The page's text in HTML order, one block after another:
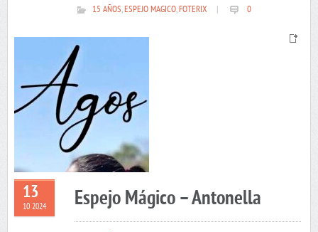
15 AÑOS,ESPEJO MAGICO,FOTERIX 0
13
10 2024 Espejo Mágico – Antonella